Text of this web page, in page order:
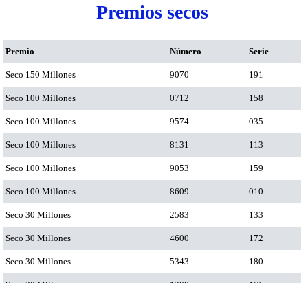
Premios secos
Premio Número Serie
Seco 150 Millones 9070 191
Seco 100 Millones 0712 158
Seco 100 Millones 9574 035
Seco 100 Millones 8131 113
Seco 100 Millones 9053 159
Seco 100 Millones 8609 010
Seco 30 Millones 2583 133
Seco 30 Millones 4600 172
Seco 30 Millones 5343 180